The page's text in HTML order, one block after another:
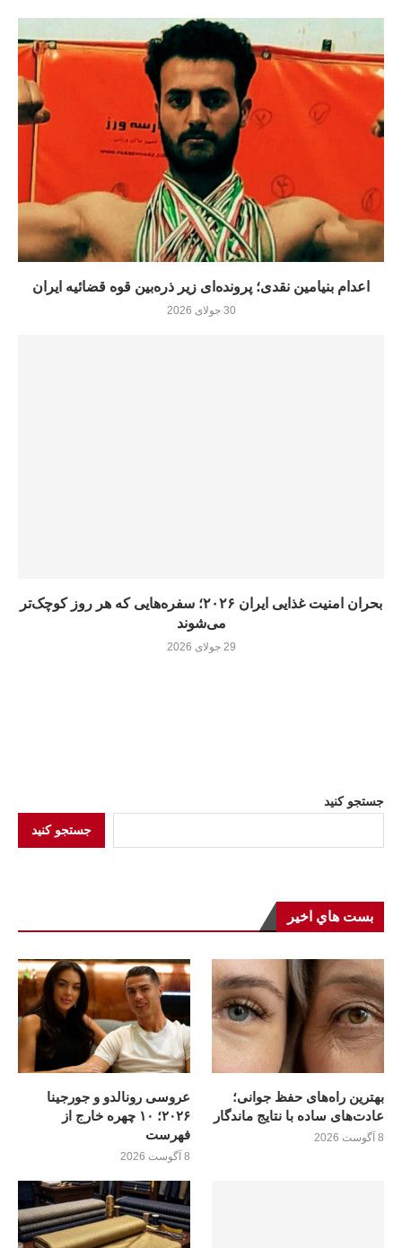
اعدام بنیامین نقدی؛ پرونده‌ای زیر ذره‌بین قوه قضائیه ایران
30 جولای 2026
بحران امنیت غذایی ایران ۲۰۲۶؛ سفره‌هایی که هر روز کوچک‌تر
می‌شوند
29 جولای 2026
جستجو کنید
جستجو کنید
بست هاي اخير
بهترین راه‌های حفظ جوانی؛
عادت‌های ساده با نتایج ماندگار
8 آگوست 2026
عروسی رونالدو و جورجینا
۲۰۲۶؛ ۱۰ چهره خارج از
فهرست
8 آگوست 2026